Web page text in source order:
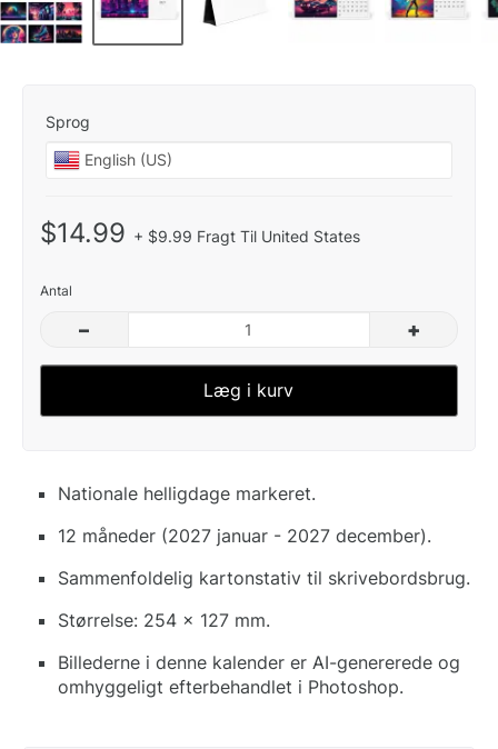
Sprog
$14.99 + $9.99 Fragt Til United States
Antal
– +
Læg i kurv
Nationale helligdage markeret.
12 måneder (2027 januar - 2027 december).
Sammenfoldelig kartonstativ til skrivebordsbrug.
Størrelse: 254 x 127 mm.
Billederne i denne kalender er AI-genererede og
omhyggeligt efterbehandlet i Photoshop.